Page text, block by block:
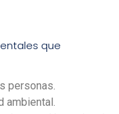
que
personas.
ambiental.